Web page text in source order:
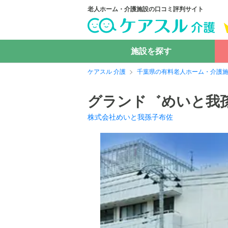
老人ホーム・介護施設の口コミ評判サイト
施設を探す
ケアスル 介護 千葉県の有料老人ホーム・介護
グランド゛めいと我
株式会社めいと我孫子布佐